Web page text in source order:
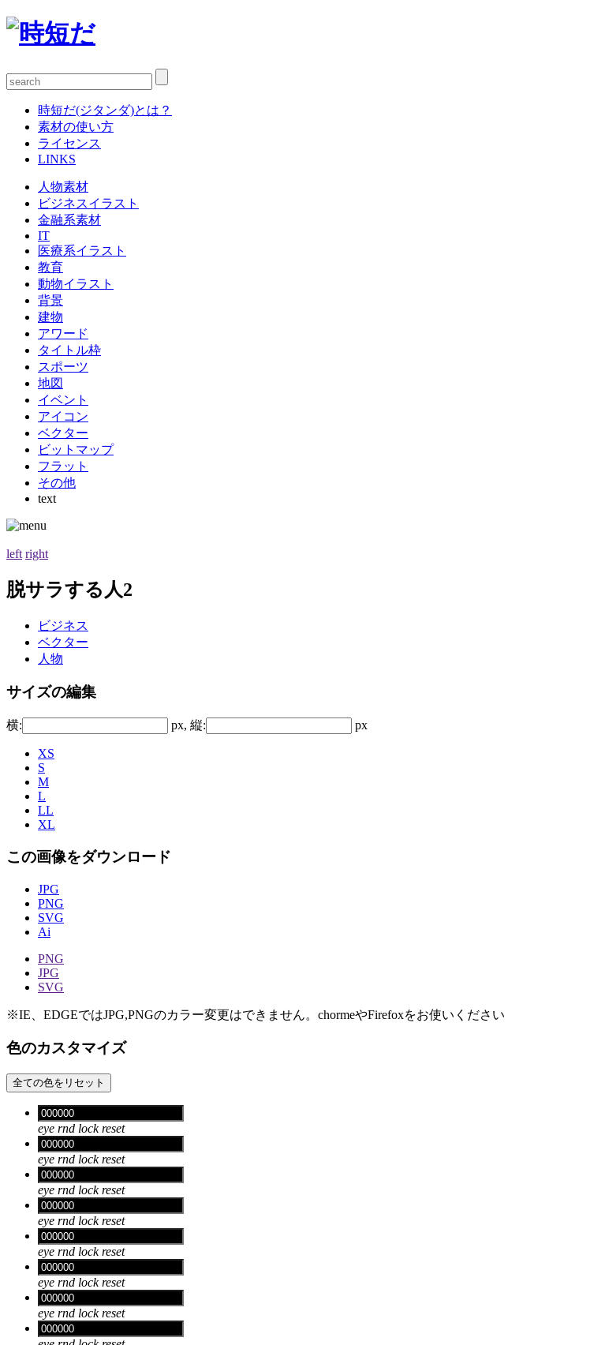
時短だ(ジタンダ)とは？
素材の使い方
ライセンス
LINKS
人物素材
ビジネスイラスト
金融系素材
IT
医療系イラスト
教育
動物イラスト
背景
建物
アワード
タイトル枠
スポーツ
地図
イベント
アイコン
ベクター
ビットマップ
フラット
その他
text
left right
脱サラする人2
ビジネス
ベクター
人物
サイズの編集
横: px, 縦: px
XS
S
M
L
LL
XL
この画像をダウンロード
JPG
PNG
SVG
Ai
PNG
JPG
SVG
※IE、EDGEではJPG,PNGのカラー変更はできません。chormeやFirefoxをお使いください
色のカスタマイズ
全ての色をリセット
eye rnd lock reset
eye rnd lock reset
eye rnd lock reset
eye rnd lock reset
eye rnd lock reset
eye rnd lock reset
eye rnd lock reset